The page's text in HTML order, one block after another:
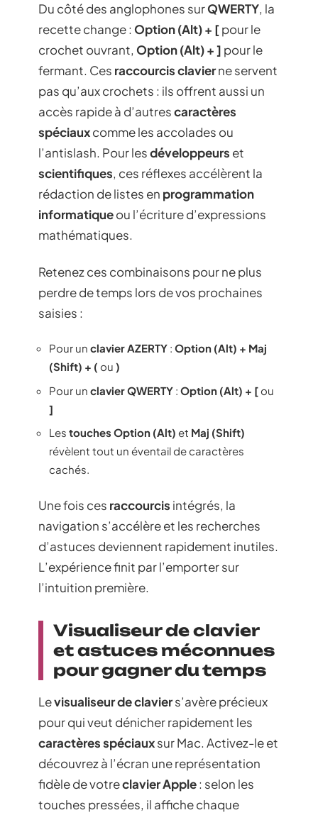
Du côté des anglophones surQWERTY, la
recette change : Option (Alt) + [pour le
crochet ouvrant, Option (Alt) + ] pour le
fermant. Ces raccourcis clavierne servent
pas qu’aux crochets : ils offrent aussi un
accès rapide à d’autrescaractères
spéciauxcomme les accolades ou
l’antislash. Pour lesdéveloppeurs et
scientifiques, ces réflexes accélèrent la
rédaction de listes en programmation
informatiqueou l’écriture d’expressions
mathématiques.
Retenez ces combinaisons pour ne plus
perdre de temps lors de vos prochaines
saisies :
Pour un clavier AZERTY : Option (Alt) + Maj
(Shift) + ( ou )
Pour un clavier QWERTY : Option (Alt) + [ou
]
Les touches Option (Alt) et Maj (Shift)
révèlent tout un éventail de caractères
cachés.
Une fois ces raccourcis intégrés, la
navigation s’accélère et les recherches
d’astuces deviennent rapidement inutiles.
L’expérience finit par l’emporter sur
l’intuition première.
Visualiseur de clavier
et astuces méconnues
pour gagner du temps
Levisualiseur de claviers’avère précieux
pour qui veut dénicher rapidement les
caractères spéciauxsur Mac. Activez-le et
découvrez à l’écran une représentation
fidèle de votreclavier Apple: selon les
touches pressées, il affiche chaque